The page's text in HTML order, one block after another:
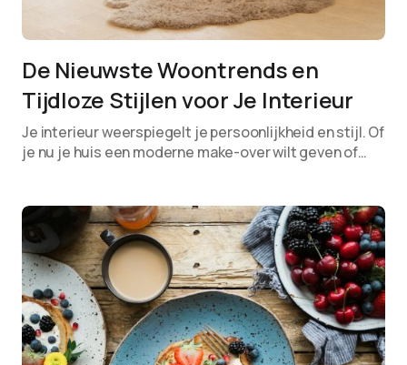
De Nieuwste Woontrends en
Tijdloze Stijlen voor Je Interieur
Je interieur weerspiegelt je persoonlijkheid en stijl. Of
je nu je huis een moderne make-over wilt geven of…